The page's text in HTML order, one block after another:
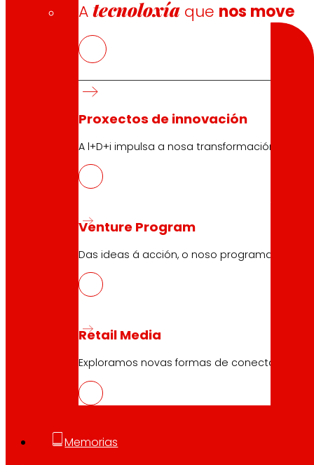
Atecnoloxía que nos move
Proxectos de innovación
A l+D+i impulsa a nosa transformación,
Venture Program
Das ideas á acción, o noso programa para
Retail Media
Exploramos novas formas de conectar
Memorias
Search
NOWASTE, tecnoloxías para a
NOWASTE, tecnoloxías para a